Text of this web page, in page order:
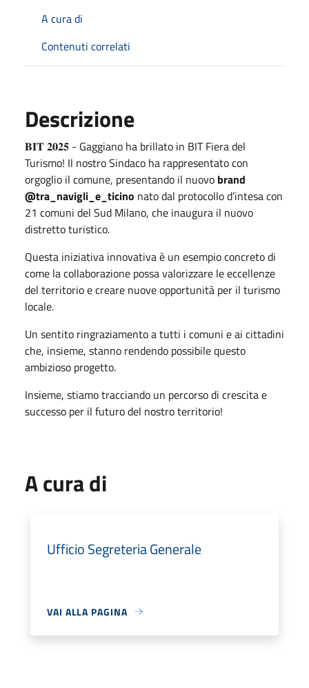
A cura di
Contenuti correlati
Descrizione
𝐁𝐈𝐓 𝟐𝟎𝟐𝟓 - Gaggiano ha brillato in BIT Fiera del
Turismo! Il nostro Sindaco ha rappresentato con
orgoglio il comune, presentando il nuovo brand
@tra_navigli_e_ticino nato dal protocollo d’intesa con
21 comuni del Sud Milano, che inaugura il nuovo
distretto turistico.
Questa iniziativa innovativa è un esempio concreto di
come la collaborazione possa valorizzare le eccellenze
del territorio e creare nuove opportunità per il turismo
locale.
Un sentito ringraziamento a tutti i comuni e ai cittadini
che, insieme, stanno rendendo possibile questo
ambizioso progetto.
Insieme, stiamo tracciando un percorso di crescita e
successo per il futuro del nostro territorio!
A cura di
Ufficio Segreteria Generale
VAI ALLA PAGINA